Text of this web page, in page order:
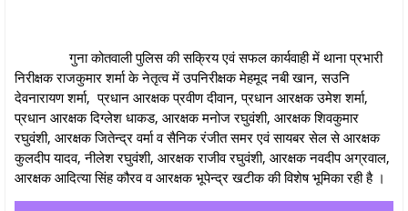
गुना कोतवाली पुलिस की सक्रिय एवं सफल कार्यवाही में थाना प्रभारी
निरीक्षक राजकुमार शर्मा के नेतृत्व में उपनिरीक्षक मेहमूद नबी खान, सउनि
देवनारायण शर्मा, प्रधान आरक्षक प्रवीण दीवान, प्रधान आरक्षक उमेश शर्मा,
प्रधान आरक्षक दिग्लेश धाकड, आरक्षक मनोज रघुवंशी, आरक्षक शिवकुमार
रघुवंशी, आरक्षक जितेन्द्र वर्मा व सैनिक रंजीत समर एवं सायबर सेल से आरक्षक
कुलदीप यादव, नीलेश रघुवंशी, आरक्षक राजीव रघुवंशी, आरक्षक नवदीप अग्रवाल,
आरक्षक आदित्या सिंह कौरव व आरक्षक भूपेन्द्र खटीक की विशेष भूमिका रही है ।